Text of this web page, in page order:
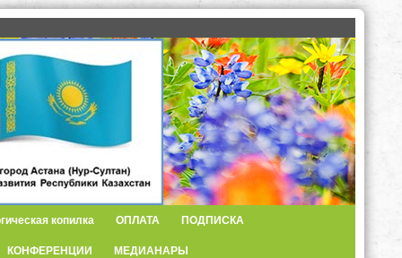
копилка ОПЛАТА ПОДПИСКА
КОНФЕРЕНЦИИ МЕДИАНАРЫ